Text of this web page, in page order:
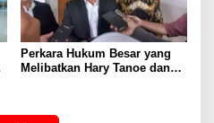
Perkara Hukum Besar yang
Melibatkan Hary Tanoe dan